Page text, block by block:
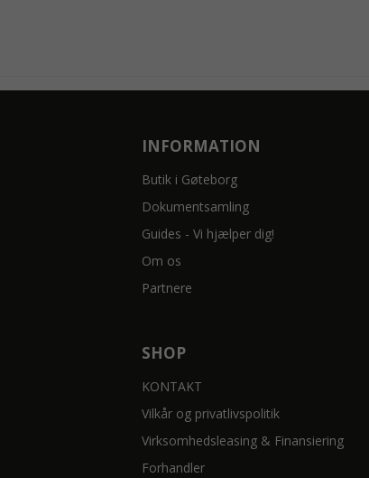
INFORMATION
Butik i Gøteborg
Dokumentsamling
Guides - Vi hjælper dig!
Om os
Partnere
SHOP
KONTAKT
Vilkår og privatlivspolitik
Virksomhedsleasing & Finansiering
Forhandler